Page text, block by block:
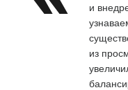
и
из